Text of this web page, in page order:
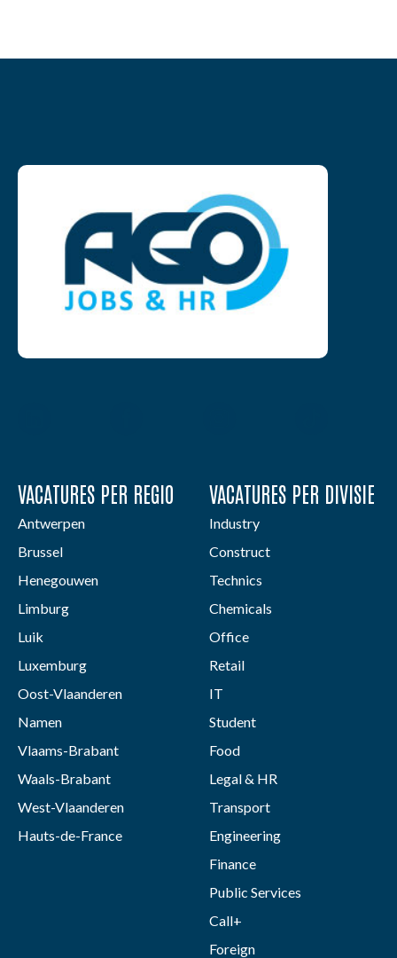
VACATURES PER REGIO
Antwerpen
Brussel
Henegouwen
Limburg
Luik
Luxemburg
Oost-Vlaanderen
Namen
Vlaams-Brabant
Waals-Brabant
West-Vlaanderen
Hauts-de-France
VACATURES PER DIVISIE
Industry
Construct
Technics
Chemicals
Office
Retail
IT
Student
Food
Legal & HR
Transport
Engineering
Finance
Public Services
Call+
Foreign